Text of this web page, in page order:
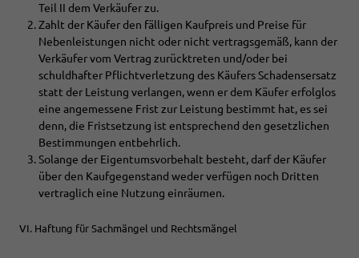
Teil II dem Verkäufer zu.
Zahlt der Käufer den fälligen Kaufpreis und Preise für
Nebenleistungen nicht oder nicht vertragsgemäß, kann der
Verkäufer vom Vertrag zurücktreten und/oder bei
schuldhafter Pflichtverletzung des Käufers Schadensersatz
statt der Leistung verlangen, wenn er dem Käufer erfolglos
eine angemessene Frist zur Leistung bestimmt hat, es sei
denn, die Fristsetzung ist entsprechend den gesetzlichen
Bestimmungen entbehrlich.
Solange der Eigentumsvorbehalt besteht, darf der Käufer
über den Kaufgegenstand weder verfügen noch Dritten
vertraglich eine Nutzung einräumen.
VI. Haftung für Sachmängel und Rechtsmängel